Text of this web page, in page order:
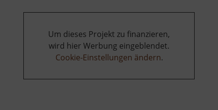
Um dieses Projekt zu finanzieren,
wird hier Werbung eingeblendet.
Cookie-Einstellungen ändern.